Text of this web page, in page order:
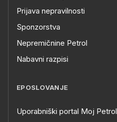
Prijava nepravilnosti
Sponzorstva
Nepremičnine Petrol
Nabavni razpisi
EPOSLOVANJE
Uporabniški portal Moj Petrol